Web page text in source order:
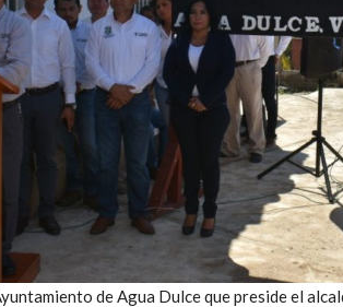
de Agua Dulce que preside el